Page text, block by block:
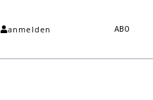
anmelden ABO